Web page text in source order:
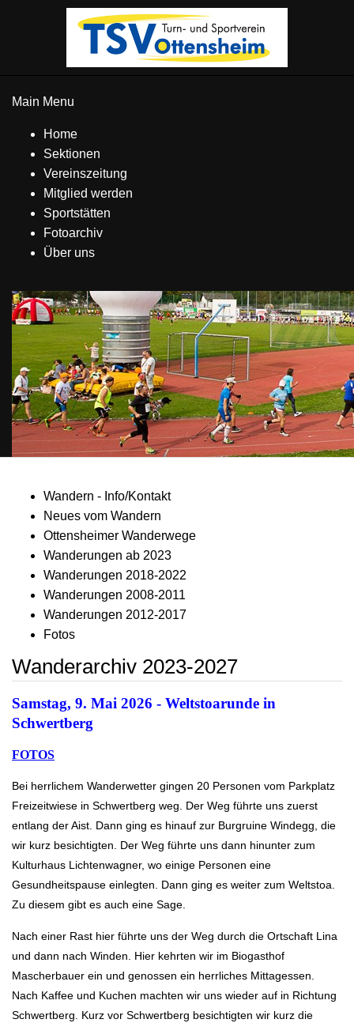
Main Menu
Home
Sektionen
Vereinszeitung
Mitglied werden
Sportstätten
Fotoarchiv
Über uns
Wandern - Info/Kontakt
Neues vom Wandern
Ottensheimer Wanderwege
Wanderungen ab 2023
Wanderungen 2018-2022
Wanderungen 2008-2011
Wanderungen 2012-2017
Fotos
Wanderarchiv 2023-2027
Samstag, 9. Mai 2026 - Weltstoarunde in
Schwertberg
FOTOS
Bei herrlichem Wanderwetter gingen 20 Personen vom Parkplatz
Freizeitwiese in Schwertberg weg. Der Weg führte uns zuerst
entlang der Aist. Dann ging es hinauf zur Burgruine Windegg, die
wir kurz besichtigten. Der Weg führte uns dann hinunter zum
Kulturhaus Lichtenwagner, wo einige Personen eine
Gesundheitspause einlegten. Dann ging es weiter zum Weltstoa.
Zu diesem gibt es auch eine Sage.
Nach einer Rast hier führte uns der Weg durch die Ortschaft Lina
und dann nach Winden. Hier kehrten wir im Biogasthof
Mascherbauer ein und genossen ein herrliches Mittagessen.
Nach Kaffee und Kuchen machten wir uns wieder auf in Richtung
Schwertberg. Kurz vor Schwertberg besichtigten wir kurz die